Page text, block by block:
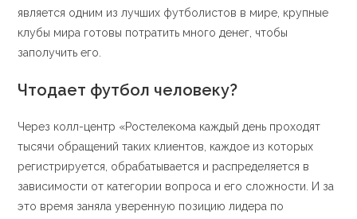
является одним из лучших футболистов в мире, крупные
клубы мира готовы потратить много денег, чтобы
заполучить его.
Чтодает футбол человеку?
Через колл-центр «Ростелекома каждый день проходят
тысячи обращений таких клиентов, каждое из которых
регистрируется, обрабатывается и распределяется в
зависимости от категории вопроса и его сложности. И за
это время заняла уверенную позицию лидера по